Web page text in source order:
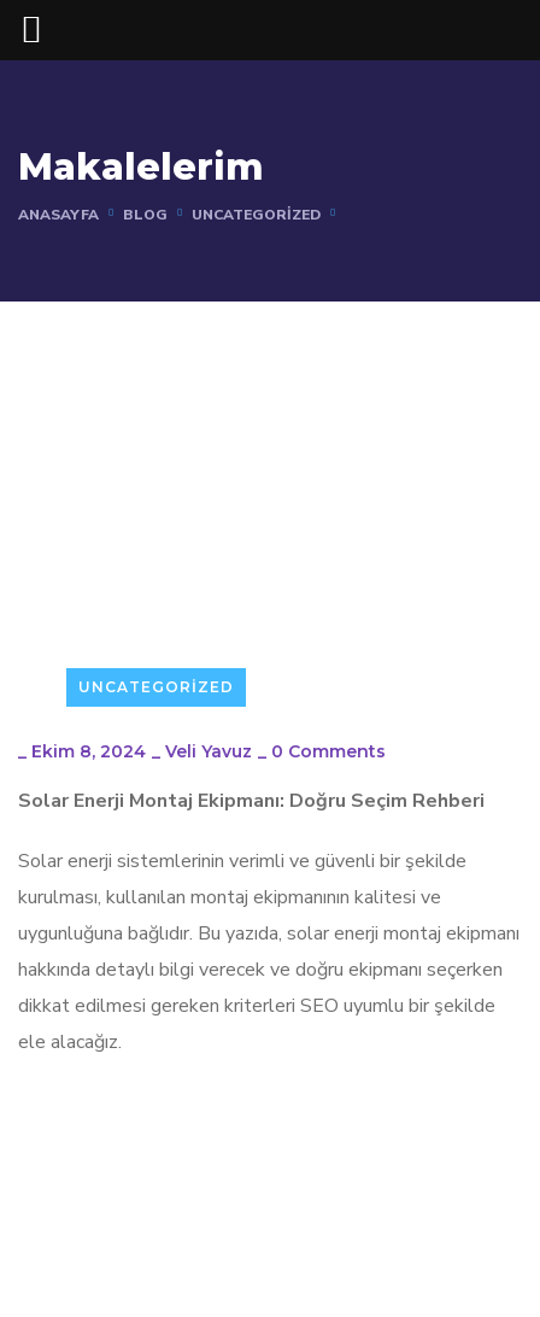
Makalelerim
ANASAYFA BLOG UNCATEGORIZED
UNCATEGORIZED
_ Ekim 8, 2024 _ Veli Yavuz _ 0 Comments
Solar Enerji Montaj Ekipmanı: Doğru Seçim Rehberi
Solar enerji sistemlerinin verimli ve güvenli bir şekilde
kurulması, kullanılan montaj ekipmanının kalitesi ve
uygunluğuna bağlıdır. Bu yazıda, solar enerji montaj ekipmanı
hakkında detaylı bilgi verecek ve doğru ekipmanı seçerken
dikkat edilmesi gereken kriterleri SEO uyumlu bir şekilde
ele alacağız.